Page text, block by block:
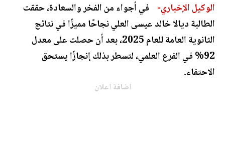
الوكيل الإخباري- في أجواء من الفخر والسعادة، حققت
الطالبة ديالا خالد عيسى العلي نجاحًا مميزًا في نتائج
الثانوية العامة للعام 2025، بعد أن حصلت على معدل
92% في الفرع العلمي، لتسطر بذلك إنجازًا يستحق
الاحتفاء.
اضافة اعلان